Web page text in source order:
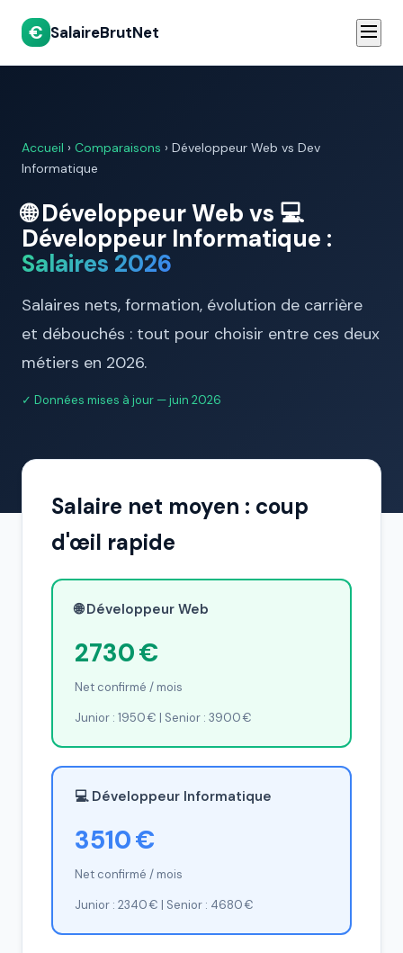
€ SalaireBrutNet
Accueil › Comparaisons › Développeur Web vs Dev
Informatique
🌐 Développeur Web vs 💻
Développeur Informatique :
Salaires 2026
Salaires nets, formation, évolution de carrière
et débouchés : tout pour choisir entre ces deux
métiers en 2026.
✓ Données mises à jour — juin 2026
Salaire net moyen : coup
d'œil rapide
🌐 Développeur Web
2730 €
Net confirmé / mois
Junior : 1950 € | Senior : 3900 €
💻 Développeur Informatique
3510 €
Net confirmé / mois
Junior : 2340 € | Senior : 4680 €